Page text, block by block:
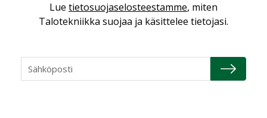
Yli miljoona kotia on vailla toimivaa
ilmanvaihtoa
Miten varmistetaan EPD-dokumenteista
saatavien tietojen vertailukelpoisuus?
Lue tietosuojaselosteestamme, miten
Talotekniikka suojaa ja käsittelee tietojasi.